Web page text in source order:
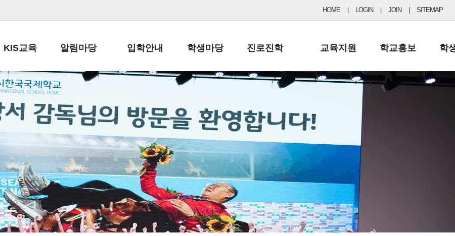
HOME LOGIN JOIN SITEMAP
KIS교육
교육목표
학사일정
일과시간표
성과평가자료
알림마당
공지사항
납부금 안내
스쿨버스 운행 안내
급식안내
서식자료실
학부모방
정기고사 기출문제
입학안내
전-편입 서류양식
입학금/수업료
교복구입안내
학생마당
학생생활규정
학교신문
자율진로동아리
유초등 소식지
진로진학
공지사항 및 입시자료
드림레터
교육지원
행정실
학교운영위원회
학교건축기금
학교홍보
보도자료
학